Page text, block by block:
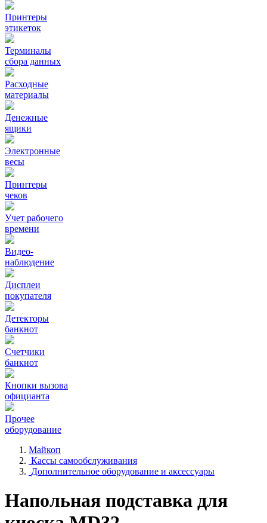
Принтеры
этикеток
Терминалы
сбора данных
Расходные
материалы
Денежные
ящики
Электронные
весы
Принтеры
чеков
Учет рабочего
времени
Видео‑
наблюдение
Дисплеи
покупателя
Детекторы
банкнот
Счетчики
банкнот
Кнопки вызова
официанта
Прочее
оборудование
Майкоп
Кассы самообслуживания
Дополнительное оборудование и аксессуары
Напольная подставка для